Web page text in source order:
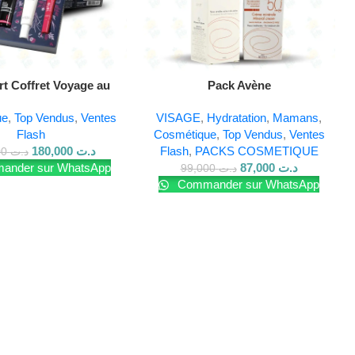
l’apparence des taches brunes. Idéal pour les
quotidienne pour un teint plus lumineux et radieux.
Coffret Voyage au
, Top Vendus, Ventes
Flash
د.ت200,000 د.ت 180,000
sur WhatsApp
Pack Avène
VISAGE, Hydratation, Mamans,
Cosmétique, Top Vendus, Ventes
Flash, PACKS COSMETIQUE
د.ت99,000 د.ت 87,000
Commander sur WhatsApp